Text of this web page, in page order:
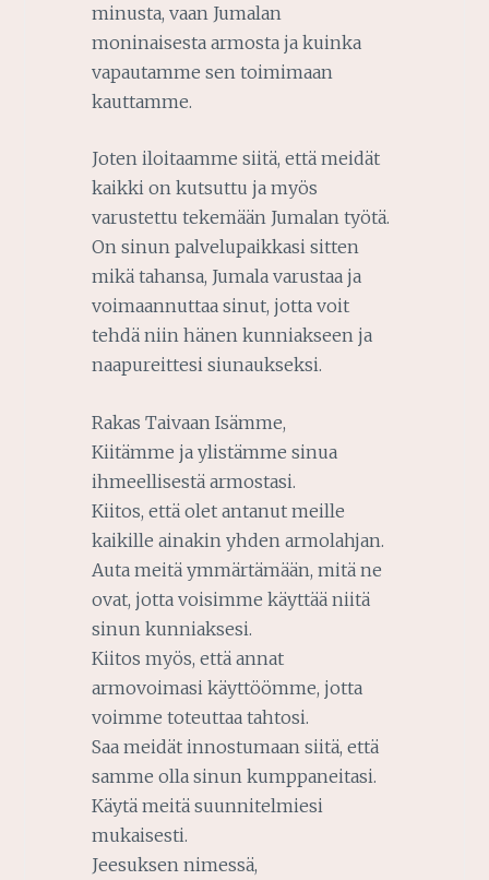
minusta, vaan Jumalan
moninaisesta armosta ja kuinka
vapautamme sen toimimaan
kauttamme.
Joten iloitaamme siitä, että meidät
kaikki on kutsuttu ja myös
varustettu tekemään Jumalan työtä.
On sinun palvelupaikkasi sitten
mikä tahansa, Jumala varustaa ja
voimaannuttaa sinut, jotta voit
tehdä niin hänen kunniakseen ja
naapureittesi siunaukseksi.
Rakas Taivaan Isämme,
Kiitämme ja ylistämme sinua
ihmeellisestä armostasi.
Kiitos, että olet antanut meille
kaikille ainakin yhden armolahjan.
Auta meitä ymmärtämään, mitä ne
ovat, jotta voisimme käyttää niitä
sinun kunniaksesi.
Kiitos myös, että annat
armovoimasi käyttöömme, jotta
voimme toteuttaa tahtosi.
Saa meidät innostumaan siitä, että
samme olla sinun kumppaneitasi.
Käytä meitä suunnitelmiesi
mukaisesti.
Jeesuksen nimessä,